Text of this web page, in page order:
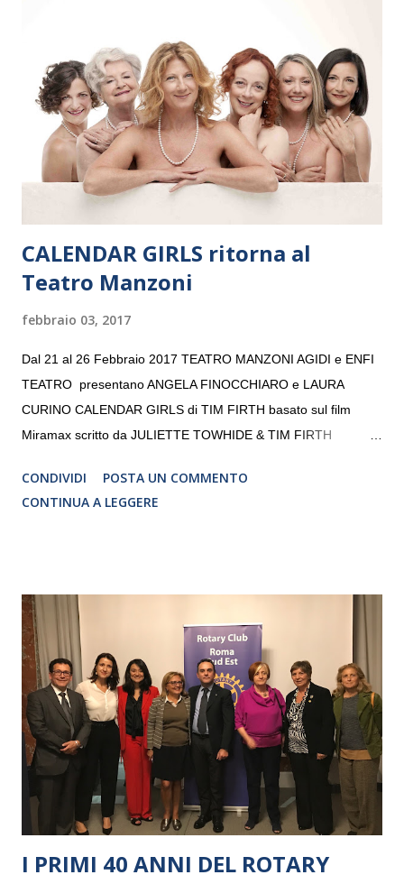
“Settembre dell’Accademia” dove si esibirà per il secondo anno
consecutivo. Il pubblico milanese avrà il piacere di applaudire i
giovani artisti della Baltic Sea Youth Philharmonic per la quarta
volta. L’orchestra, fondata nel 2008 da Kristjan Järvi (affiancato
da un prestigioso consiglio di consulent...
CALENDAR GIRLS ritorna al
Teatro Manzoni
febbraio 03, 2017
Dal 21 al 26 Febbraio 2017 TEATRO MANZONI AGIDI e ENFI
TEATRO presentano ANGELA FINOCCHIARO e LAURA
CURINO CALENDAR GIRLS di TIM FIRTH basato sul film
Miramax scritto da JULIETTE TOWHIDE & TIM FIRTH
CRISTINA PEZZOLI
CONDIVIDI
POSTA UN COMMENTO
CONTINUA A LEGGERE
I PRIMI 40 ANNI DEL ROTARY